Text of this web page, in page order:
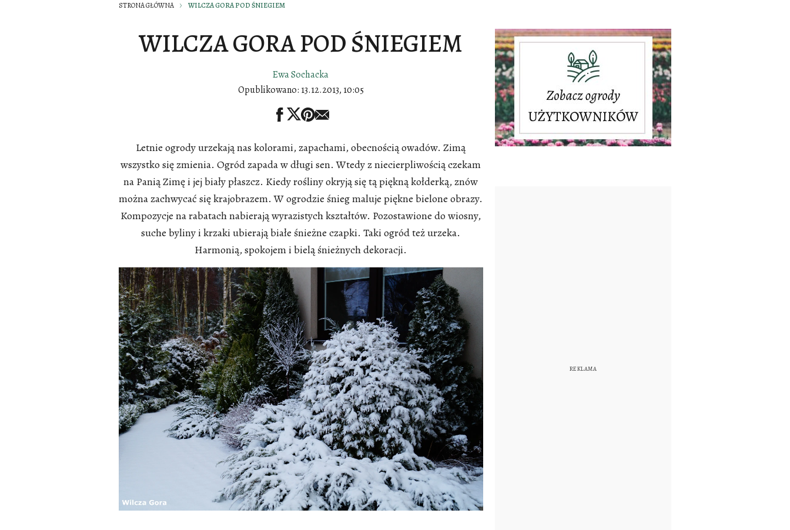
STRONA GŁÓWNA WILCZA GORA POD ŚNIEGIEM
WILCZA GORA POD ŚNIEGIEM
Ewa Sochacka
Opublikowano: 13.12.2013, 10:05
Letnie ogrody urzekają nas kolorami, zapachami, obecnością owadów. Zimą
wszystko się zmienia. Ogród zapada w długi sen. Wtedy z niecierpliwością czekam
na Panią Zimę i jej biały płaszcz. Kiedy rośliny okryją się tą piękną kołderką, znów
można zachwycać się krajobrazem. W ogrodzie śnieg maluje piękne bielone obrazy.
Kompozycje na rabatach nabierają wyrazistych kształtów. Pozostawione do wiosny,
suche byliny i krzaki ubierają białe śnieżne czapki. Taki ogród też urzeka.
Harmonią, spokojem i bielą śnieżnych dekoracji.